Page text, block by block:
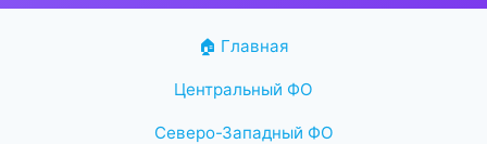
🏠 Главная
Центральный ФО
Северо-Западный ФО